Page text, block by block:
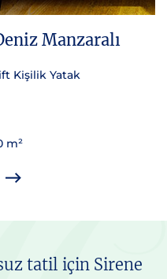
Manzaralı
Kişilik Yatak
m²
tatil için Sirene